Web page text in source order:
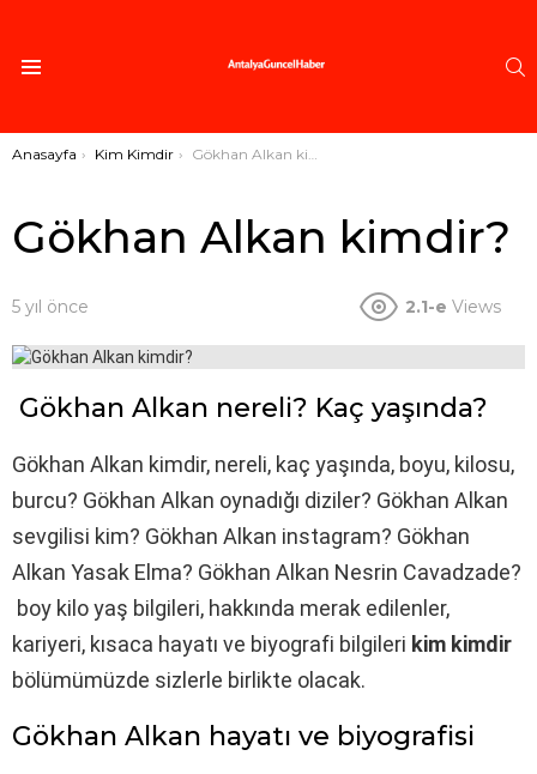
Buradasınız:
Anasayfa Kim Kimdir Gökhan Alkan kimdir?
Gökhan Alkan kimdir?
5 yıl önce 2.1-e Views
Gökhan Alkan nereli? Kaç yaşında?
Gökhan Alkan kimdir, nereli, kaç yaşında, boyu, kilosu,
burcu? Gökhan Alkan oynadığı diziler? Gökhan Alkan
sevgilisi kim? Gökhan Alkan instagram? Gökhan
Alkan Yasak Elma? Gökhan Alkan Nesrin Cavadzade?
boy kilo yaş bilgileri, hakkında merak edilenler,
kariyeri, kısaca hayatı ve biyografi bilgileri kim kimdir
bölümümüzde sizlerle birlikte olacak.
Gökhan Alkan hayatı ve biyografisi